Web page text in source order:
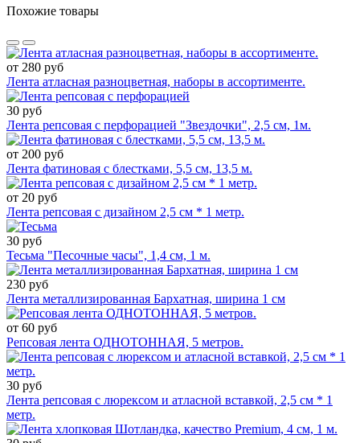
Похожие товары
от 280 руб
Лента атласная разноцветная, наборы в ассортименте.
30 руб
Лента репсовая с перфорацией "Звездочки", 2,5 см, 1м.
от 200 руб
Лента фатиновая с блестками, 5,5 см, 13,5 м.
от 20 руб
Лента репсовая с дизайном 2,5 см * 1 метр.
30 руб
Тесьма "Песочные часы", 1,4 см, 1 м.
230 руб
Лента металлизированная Бархатная, ширина 1 см
от 60 руб
Репсовая лента ОДНОТОННАЯ, 5 метров.
30 руб
Лента репсовая с люрексом и атласной вставкой, 2,5 см * 1
метр.